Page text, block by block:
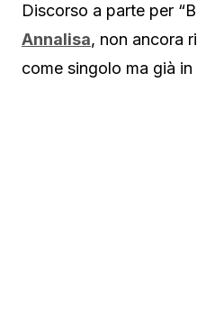
Discorso a parte per
Annalisa, non ancora
come singolo ma già